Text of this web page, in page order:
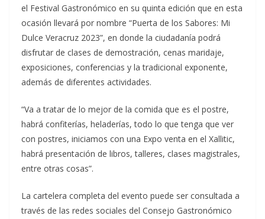
el Festival Gastronómico en su quinta edición que en esta
ocasión llevará por nombre “Puerta de los Sabores: Mi
Dulce Veracruz 2023”, en donde la ciudadanía podrá
disfrutar de clases de demostración, cenas maridaje,
exposiciones, conferencias y la tradicional exponente,
además de diferentes actividades.
“Va a tratar de lo mejor de la comida que es el postre,
habrá confiterías, heladerías, todo lo que tenga que ver
con postres, iniciamos con una Expo venta en el Xallitic,
habrá presentación de libros, talleres, clases magistrales,
entre otras cosas”.
La cartelera completa del evento puede ser consultada a
través de las redes sociales del Consejo Gastronómico